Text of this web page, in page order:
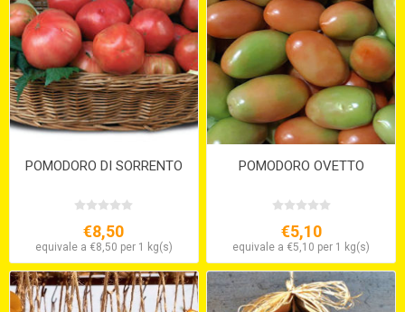
POMODORO DI SORRENTO
€8,50
equivale a €8,50 per 1 kg(s)
POMODORO OVETTO
€5,10
equivale a €5,10 per 1 kg(s)